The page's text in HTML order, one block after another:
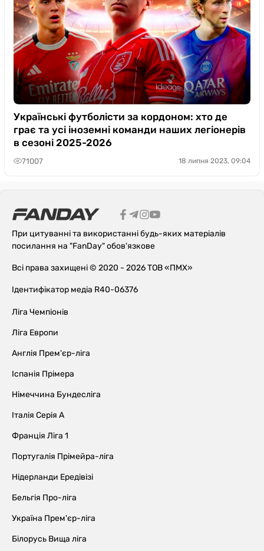
Українські футболісти за кордоном: хто де
грає та усі іноземні команди наших легіонерів
в сезоні 2025-2026
71007 18 липня 2023, 09:04
При цитуванні та використанні будь-яких матеріалів
посилання на "FanDay" обов'язкове
Всі права захищені © 2020 - 2026 ТОВ «ПМХ»
Ідентифікатор медіа R40-06376
Ліга Чемпіонів
Ліга Европи
Англія Прем'єр-ліга
Іспанія Прімера
Німеччина Бундесліга
Італія Серія А
Франція Ліга 1
Португалія Прімейра-ліга
Нідерланди Ередівізі
Бельгія Про-ліга
Україна Прем'єр-ліга
Білорусь Вища ліга